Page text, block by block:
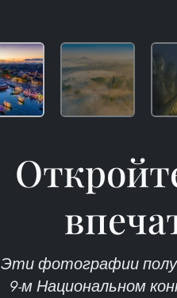
Эти фотографии
9-м Национальном